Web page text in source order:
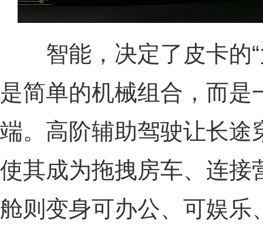
智能，决定了皮卡的“
是简单的机械组合，而是
端。高阶辅助驾驶让长途
使其成为拖拽房车、连接
舱则变身可办公、可娱乐